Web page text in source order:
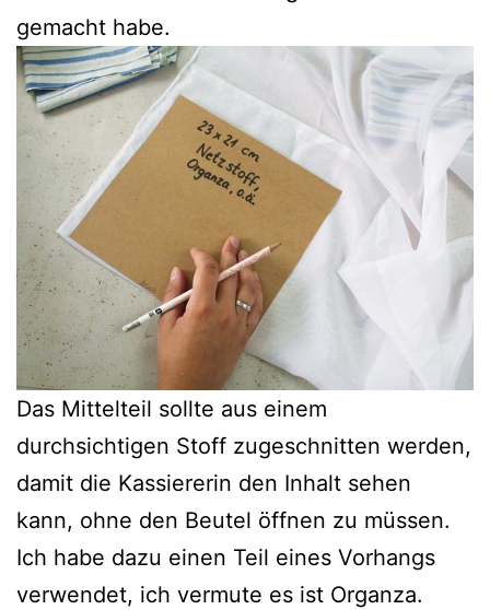
gemacht habe.
Das Mittelteil sollte aus einem
durchsichtigen Stoff zugeschnitten werden,
damit die Kassiererin den Inhalt sehen
kann, ohne den Beutel öffnen zu müssen.
Ich habe dazu einen Teil eines Vorhangs
verwendet, ich vermute es ist Organza.